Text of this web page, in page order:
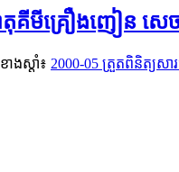
តុគីមីគ្រឿងញៀន សេ
ងស្តាំ៖ 2000-05 ត្រួតពិនិត្យស